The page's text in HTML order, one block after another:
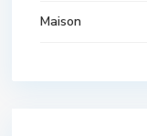
Maison